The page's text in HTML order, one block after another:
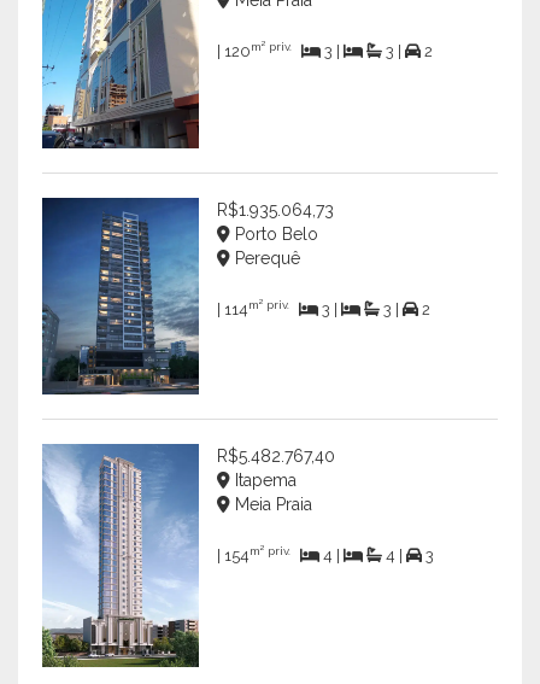
| 120m² priv. 3 | 3 | 2
R$1.935.064,73
Porto Belo
Perequê
| 114m² priv. 3 | 3 | 2
R$5.482.767,40
Itapema
Meia Praia
| 154m² priv. 4 | 4 | 3